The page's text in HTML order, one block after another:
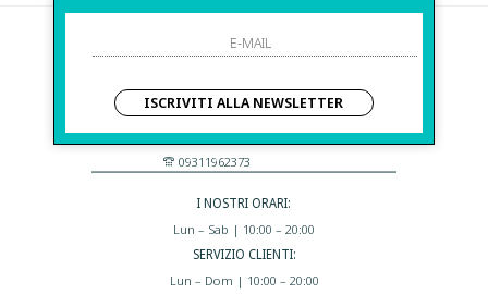
Before S.r.l.s.
Via Della Maestranza , 23
96100 Siracusa - Italia
Eshop@apiedinudinelparcoboutique.com
09311962373
I NOSTRI ORARI:
Lun – Sab | 10:00 – 20:00
SERVIZIO CLIENTI:
Lun – Dom | 10:00 – 20:00
ISCRIVITI ALLA NEWSLETTER